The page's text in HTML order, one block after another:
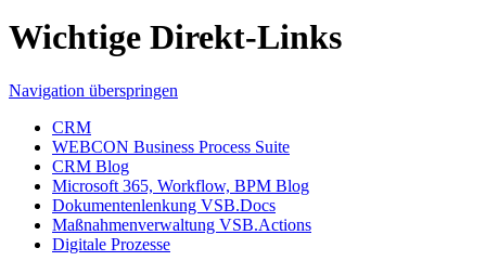
Wichtige Direkt-Links
Navigation überspringen
CRM
WEBCON Business Process Suite
CRM Blog
Microsoft 365, Workflow, BPM Blog
Dokumentenlenkung VSB.Docs
Maßnahmenverwaltung VSB.Actions
Digitale Prozesse